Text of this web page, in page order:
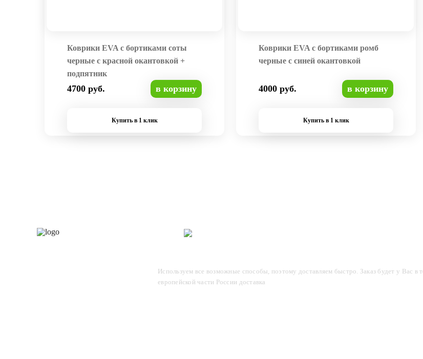
Коврики EVA с бортиками соты
черные с красной окантовкой +
подпятник
4700 руб. в корзину
Купить в 1 клик
Коврики EVA с бортиками ромб
черные с синей окантовкой
4000 руб. в корзину
Купить в 1 клик
Используем все возможные способы, поэтому доставляем быстро. Заказ будет у Вас в
европейской части России доставка